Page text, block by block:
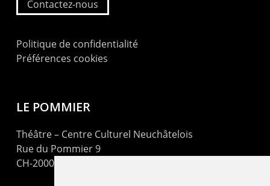
Contactez-nous
Politique de confidentialité
Préférences cookies
LE POMMIER
Théâtre – Centre Culturel Neuchâtelois
Rue du Pommier 9
CH-2000 Neuchâtel